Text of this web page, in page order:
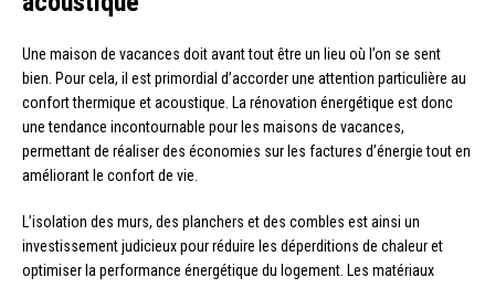
Une maison de vacances doit avant tout être un lieu où l’on se sent
bien. Pour cela, il est primordial d’accorder une attention particulière au
confort thermique et acoustique. La rénovation énergétique est donc
une tendance incontournable pour les maisons de vacances,
permettant de réaliser des économies sur les factures d’énergie tout en
améliorant le confort de vie.
L’isolation des murs, des planchers et des combles est ainsi un
investissement judicieux pour réduire les déperditions de chaleur et
optimiser la performance énergétique du logement. Les matériaux